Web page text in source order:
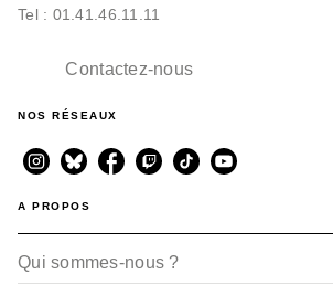
Tel : 01.41.46.11.11
Contactez-nous
NOS RÉSEAUX
A PROPOS
Qui sommes-nous ?